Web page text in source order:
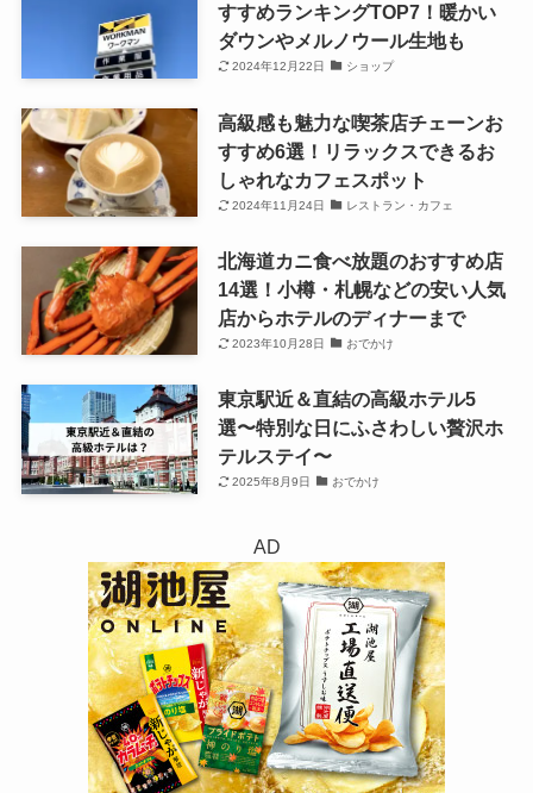
すすめランキングTOP7！暖かい
ダウンやメルノウール生地も
2024年12月22日 ショップ
高級感も魅力な喫茶店チェーンお
すすめ6選！リラックスできるお
しゃれなカフェスポット
2024年11月24日 レストラン・カフェ
北海道カニ食べ放題のおすすめ店
14選！小樽・札幌などの安い人気
店からホテルのディナーまで
2023年10月28日 おでかけ
東京駅近＆直結の高級ホテル5
選〜特別な日にふさわしい贅沢ホ
テルステイ〜
2025年8月9日 おでかけ
AD